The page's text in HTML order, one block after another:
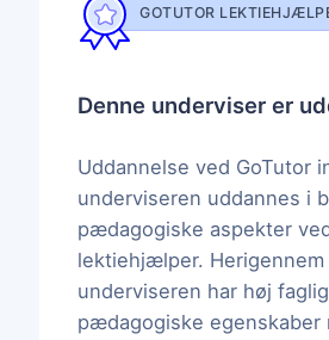
GOTUTOR
Denne underviser er
Uddannelse ved GoTutor
underviseren uddannes i
pædagogiske aspekter
lektiehjælper.
underviseren har høj
pædagogiske egenskaber